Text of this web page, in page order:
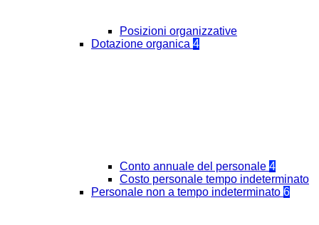
Posizioni organizzative
Dotazione organica 4
Conto annuale del personale 4
Costo personale tempo indeterminato
Personale non a tempo indeterminato 6